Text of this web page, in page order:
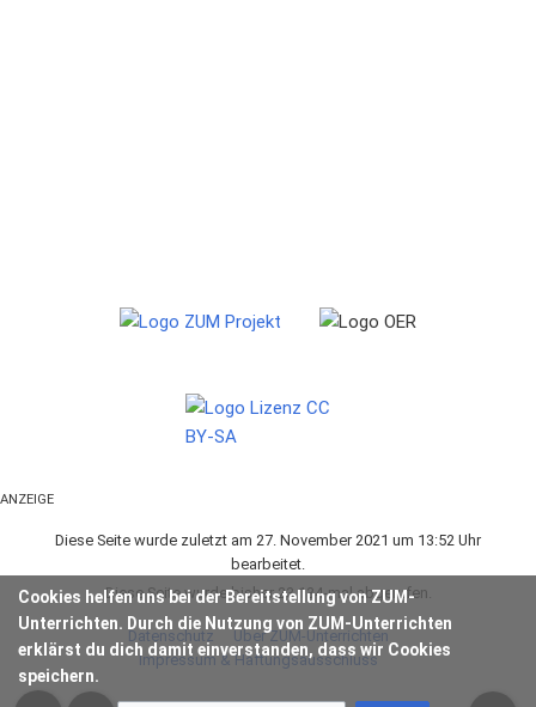
Cookies helfen uns bei der Bereitstellung von ZUM-
Unterrichten. Durch die Nutzung von ZUM-Unterrichten
erklärst du dich damit einverstanden, dass wir Cookies
speichern.
ANZEIGE
Diese Seite wurde zuletzt am 27. November 2021 um 13:52 Uhr
bearbeitet.
Diese Seite wurde bisher 23.134-mal abgerufen.
Datenschutz
Über ZUM-Unterrichten
Impressum & Haftungsausschluss